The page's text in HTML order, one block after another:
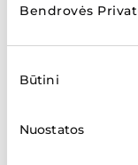
Bendrovės
pasirinkimas
Būtini
Nuostatos
2015
2014